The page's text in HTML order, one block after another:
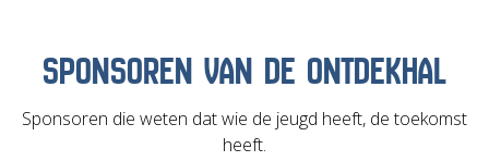
SPONSOREN VAN DE ONTDEKHAL
Sponsoren die weten dat wie de jeugd heeft, de toekomst
heeft.